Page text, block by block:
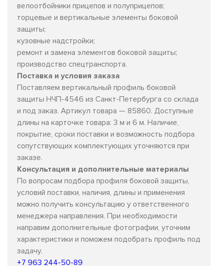
велоотбойники прицепов и полуприцепов;
торцевые и вертикальные элементы боковой
защиты;
кузовные надстройки;
ремонт и замена элементов боковой защиты;
производство спецтранспорта.
Поставка и условия заказа
Поставляем вертикальный профиль боковой
защиты НЧП-4546 из Санкт-Петербурга со склада
и под заказ. Артикул товара — 85860. Доступные
длины на карточке товара: 3 м и 6 м. Наличие,
покрытие, сроки поставки и возможность подбора
сопутствующих комплектующих уточняются при
заказе.
Консультация и дополнительные материалы
По вопросам подбора профиля боковой защиты,
условий поставки, наличия, длины и применения
можно получить консультацию у ответственного
менеджера направления. При необходимости
направим дополнительные фотографии, уточним
характеристики и поможем подобрать профиль под
задачу.
+7 963 244-50-89